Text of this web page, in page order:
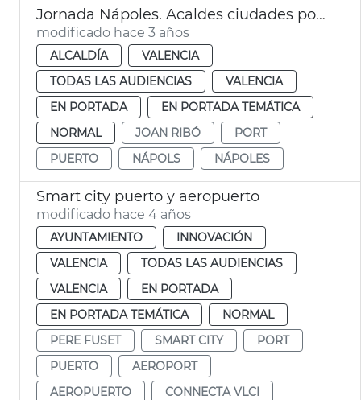
Jornada Nápoles. Acaldes ciudades portuarias
modificado hace 3 años
ALCALDÍA
VALENCIA
TODAS LAS AUDIENCIAS
VALENCIA
EN PORTADA
EN PORTADA TEMÁTICA
NORMAL
JOAN RIBÓ
PORT
PUERTO
NÁPOLS NÁPOLES
Smart city puerto y aeropuerto
modificado hace 4 años
AYUNTAMIENTO
INNOVACIÓN
VALENCIA
TODAS LAS AUDIENCIAS
VALENCIA
EN PORTADA
EN PORTADA TEMÁTICA
NORMAL
PERE FUSET
SMART CITY
PORT
PUERTO
AEROPORT
AEROPUERTO
CONNECTA VLCI